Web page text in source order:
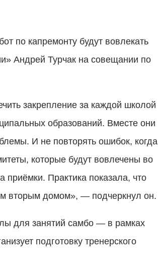
по капремонту будут вовлекать
Андрей Турчак на совещании по
закрепление за каждой школой
образований. Вместе они
И не повторять ошибок, когда
которые будут вовлечены во
Практика показала, что
вторым домом», — подчеркнул он.
для занятий самбо — в рамках
подготовку тренерского